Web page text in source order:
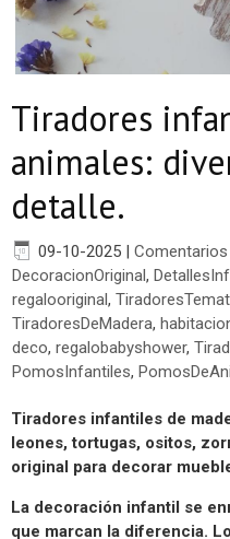
Tiradores
animales:
detalle.
09-10-2025 | Comentarios
DecoracionOriginal,
regalooriginal,
TiradoresDeMadera,
deco, regalobabyshower,
PomosInfantiles,
Tiradores infantiles de
leones, tortugas, ositos,
original para decorar
La decoración infantil se
que marcan la diferencia.